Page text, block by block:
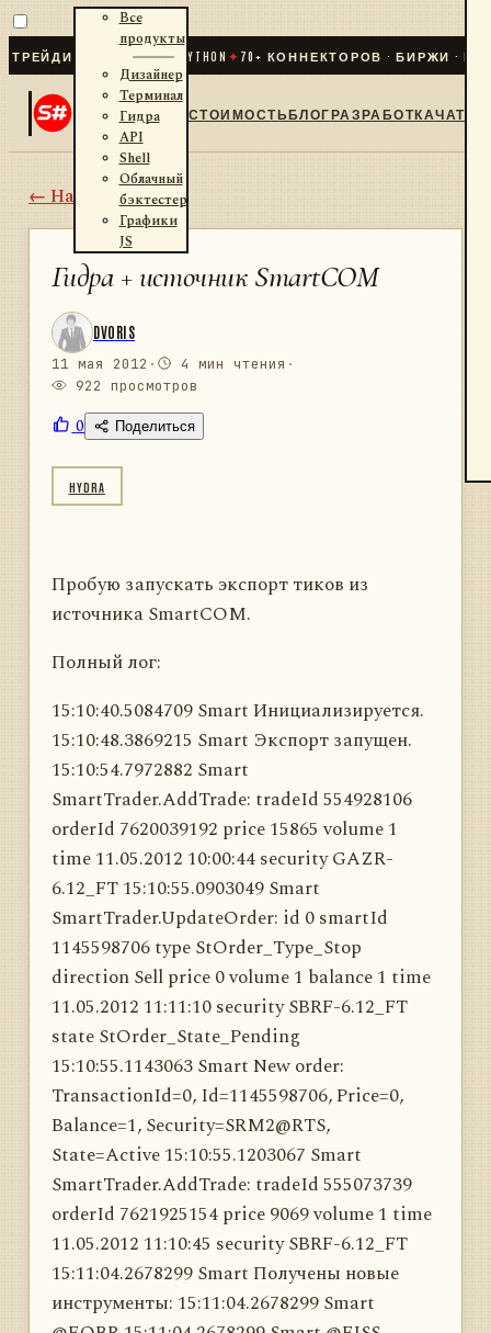
ДЛЯ .NET И PYTHON ✦70+ КОННЕКТОРОВ · БИРЖИ ·
Все
продукты
Дизайнер
Терминал
Гидра
API
Shell
Облачный
бэктестер
Графики
JS
СТОИМОСТЬБЛОГРАЗРАБОТКАЧАТ
← Назад
Гидра + источник SmartCOM
DVORIS
11 мая 2012 · 4 мин чтения ·
922 просмотров
0 Поделиться
HYDRA
Пробую запускать экспорт тиков из
источника SmartCOM.
Полный лог:
15:10:40.5084709 Smart Инициализируется.
15:10:48.3869215 Smart Экспорт запущен.
15:10:54.7972882 Smart
SmartTrader.AddTrade: tradeId 554928106
orderId 7620039192 price 15865 volume 1
time 11.05.2012 10:00:44 security GAZR-
6.12_FT 15:10:55.0903049 Smart
SmartTrader.UpdateOrder: id 0 smartId
1145598706 type StOrder_Type_Stop
direction Sell price 0 volume 1 balance 1 time
11.05.2012 11:11:10 security SBRF-6.12_FT
state StOrder_State_Pending
15:10:55.1143063 Smart New order:
TransactionId=0, Id=1145598706, Price=0,
Balance=1, Security=SRM2@RTS,
State=Active 15:10:55.1203067 Smart
SmartTrader.AddTrade: tradeId 555073739
orderId 7621925154 price 9069 volume 1 time
11.05.2012 11:10:45 security SBRF-6.12_FT
15:11:04.2678299 Smart Получены новые
инструменты: 15:11:04.2678299 Smart